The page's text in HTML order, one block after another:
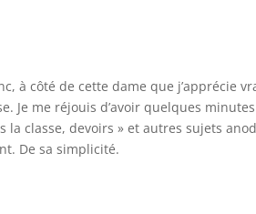
à côté de cette dame que j’apprécie
Je me réjouis d’avoir quelques
la classe, devoirs » et autres sujets
De sa simplicité.